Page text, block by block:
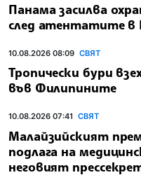
Панама засилва
след атентатите в
10.08.2026 08:09 СВЯТ
Тропически бури
във Филипините
10.08.2026 07:41 СВЯТ
Малайзийският
подлага на
неговият